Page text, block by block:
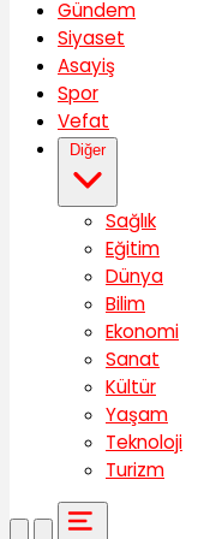
Gündem
Siyaset
Asayiş
Spor
Vefat
Diğer
Sağlık
Eğitim
Dünya
Bilim
Ekonomi
Sanat
Kültür
Yaşam
Teknoloji
Turizm